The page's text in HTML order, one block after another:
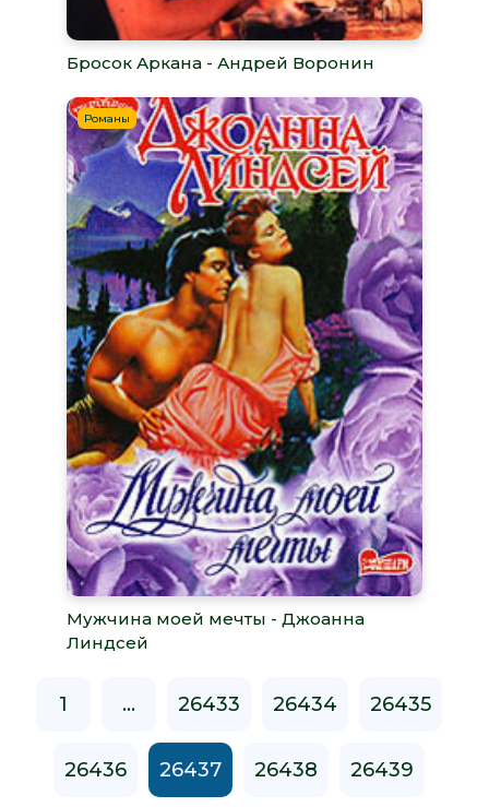
Бросок Аркана - Андрей Воронин
Романы
Мужчина моей мечты - Джоанна
Линдсей
1 ... 26433 26434 26435
26436 26437 26438 26439